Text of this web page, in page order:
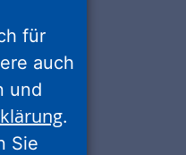
für
auch
und
.
Sie